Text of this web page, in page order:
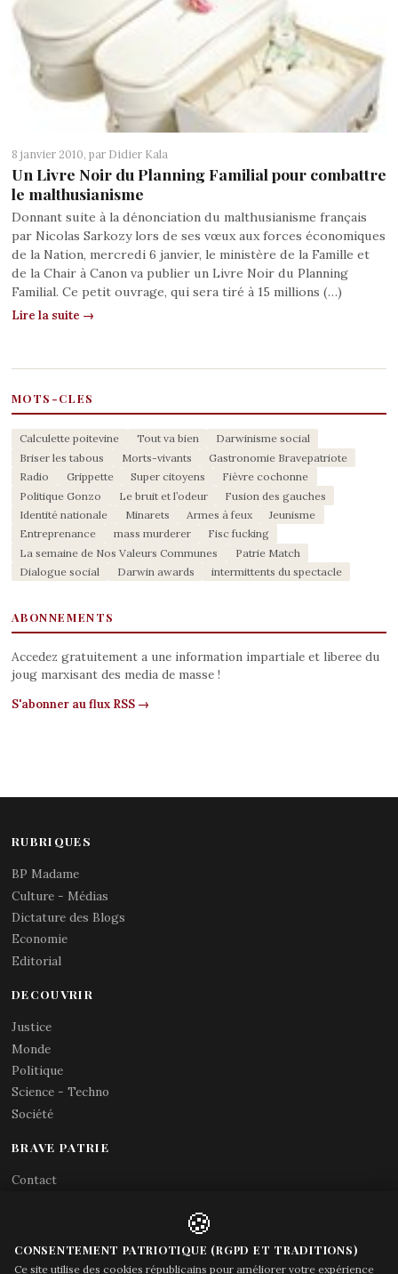
8 janvier 2010, par Didier Kala
Un Livre Noir du Planning Familial pour combattre
le malthusianisme
Donnant suite à la dénonciation du malthusianisme français
par Nicolas Sarkozy lors de ses vœux aux forces économiques
de la Nation, mercredi 6 janvier, le ministère de la Famille et
de la Chair à Canon va publier un Livre Noir du Planning
Familial. Ce petit ouvrage, qui sera tiré à 15 millions (…)
Lire la suite →
MOTS-CLES
Calculette poitevine Tout va bien
Darwinisme social
Briser les tabous
Morts-vivants
Gastronomie Bravepatriote
Radio
Grippette Super citoyens
Fièvre cochonne
Politique Gonzo
Le bruit et l’odeur
Fusion des gauches
Identité nationale
Minarets Armes à feux
Jeunisme
Entreprenance
mass murderer
Fisc fucking
La semaine de Nos Valeurs Communes
Patrie Match
Dialogue social
Darwin awards intermittents du spectacle
ABONNEMENTS
Accedez gratuitement a une information impartiale et liberee du
joug marxisant des media de masse !
S'abonner au flux RSS →
RUBRIQUES
BP Madame
Culture - Médias
Dictature des Blogs
Economie
Editorial
DECOUVRIR
Justice
Monde
Politique
Science - Techno
Société
BRAVE PATRIE
Contact
Acces gouvernement
🍪
CONSENTEMENT PATRIOTIQUE (RGPD ET TRADITIONS)
Ce site utilise des cookies républicains pour améliorer votre expérience